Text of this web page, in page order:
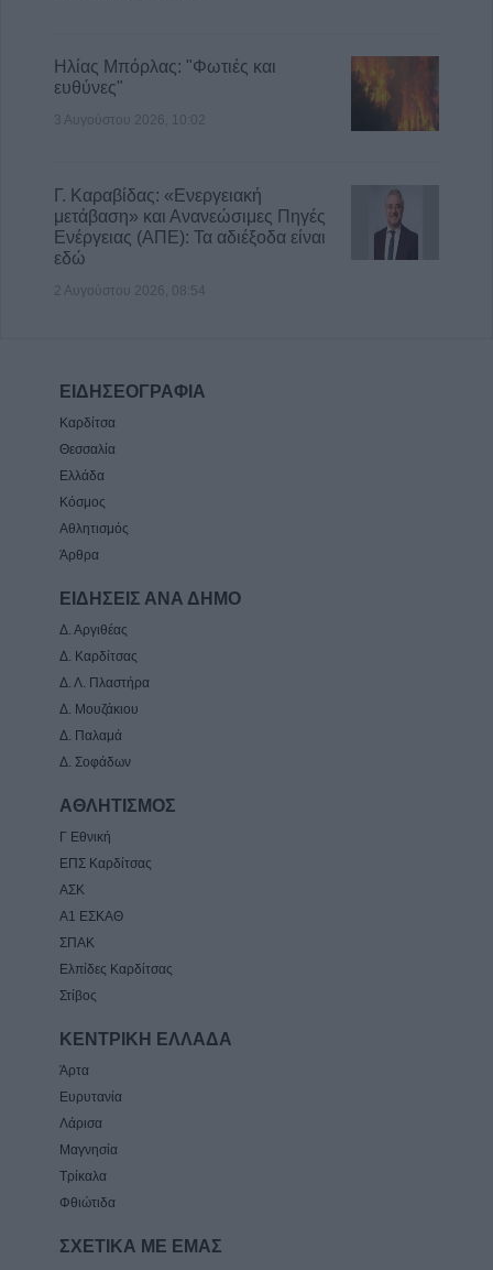
Ηλίας Μπόρλας: "Φωτιές και
ευθύνες"
3 Αυγούστου 2026, 10:02
Γ. Καραβίδας: «Ενεργειακή
μετάβαση» και Ανανεώσιμες Πηγές
Ενέργειας (ΑΠΕ): Τα αδιέξοδα είναι
εδώ
2 Αυγούστου 2026, 08:54
ΕΙΔΗΣΕΟΓΡΑΦΙΑ
Καρδίτσα
Θεσσαλία
Ελλάδα
Κόσμος
Αθλητισμός
Άρθρα
ΕΙΔΗΣΕΙΣ ΑΝΑ ΔΗΜΟ
Δ. Αργιθέας
Δ. Καρδίτσας
Δ. Λ. Πλαστήρα
Δ. Μουζάκιου
Δ. Παλαμά
Δ. Σοφάδων
ΑΘΛΗΤΙΣΜΟΣ
Γ Εθνική
ΕΠΣ Καρδίτσας
ΑΣΚ
Α1 ΕΣΚΑΘ
ΣΠΑΚ
Ελπίδες Καρδίτσας
Στίβος
ΚΕΝΤΡΙΚΗ ΕΛΛΑΔΑ
Άρτα
Ευρυτανία
Λάρισα
Μαγνησία
Τρίκαλα
Φθιώτιδα
ΣΧΕΤΙΚΑ ΜΕ ΕΜΑΣ